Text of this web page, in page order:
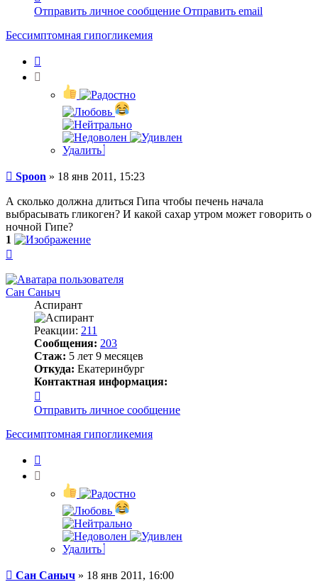
информация
пользователя
Spoon
Отправить личное сообщение Отправить email
Бессимптомная гипогликемия
Удалить
Сообщение
Spoon » 18 янв 2011, 15:23
А сколько должна длиться Гипа чтобы печень начала
выбрасывать гликоген? И какой сахар утром может говорить о
ночной Гипе?
1
началу
Сан Саныч
Аспирант
Реакции: 211
Сообщения: 203
Стаж: 5 лет 9 месяцев
Откуда: Екатеринбург
Контактная информация:
информация
пользователя
Сан
Отправить личное сообщение
Бессимптомная гипогликемия
Удалить
Сообщение
Сан Саныч » 18 янв 2011, 16:00